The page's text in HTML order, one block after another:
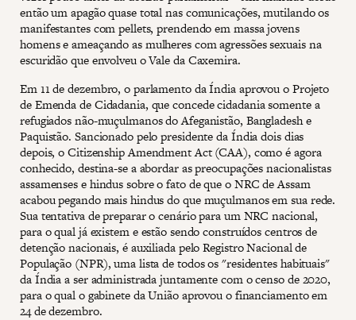
então um apagão quase total nas comunicações, mutilando os
manifestantes com pellets, prendendo em massa jovens
homens e ameaçando as mulheres com agressões sexuais na
escuridão que envolveu o Vale da Caxemira.
Em 11 de dezembro, o parlamento da Índia aprovou o Projeto
de Emenda de Cidadania, que concede cidadania somente a
refugiados não-muçulmanos do Afeganistão, Bangladesh e
Paquistão. Sancionado pelo presidente da Índia dois dias
depois, o Citizenship Amendment Act (CAA), como é agora
conhecido, destina-se a abordar as preocupações nacionalistas
assamenses e hindus sobre o fato de que o NRC de Assam
acabou pegando mais hindus do que muçulmanos em sua rede.
Sua tentativa de preparar o cenário para um NRC nacional,
para o qual já existem e estão sendo construídos centros de
detenção nacionais, é auxiliada pelo Registro Nacional de
População (NPR), uma lista de todos os "residentes habituais"
da Índia a ser administrada juntamente com o censo de 2020,
para o qual o gabinete da União aprovou o financiamento em
24 de dezembro.